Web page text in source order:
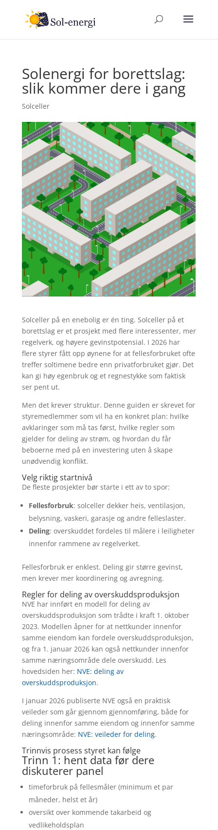
Solenergi for borettslag:
slik kommer dere i gang
Solceller
Solceller på en enebolig er én ting. Solceller på et
borettslag er et prosjekt med flere interessenter, mer
regelverk, og høyere gevinstpotensial. I 2026 har
flere styrer fått opp øynene for at fellesforbruket ofte
treffer soltimene bedre enn privatforbruket gjør. Det
kan gi høy egenbruk og et regnestykke som faktisk
ser pent ut.
Men det krever struktur. Denne guiden er skrevet for
styremedlemmer som vil ha en konkret plan: hvilke
avklaringer som må tas først, hvilke regler som
gjelder for deling av strøm, og hvordan du får
beboerne med på en investering uten å skape
unødvendig konflikt.
Velg riktig startnivå
De fleste prosjekter bør starte i ett av to spor:
Fellesforbruk: solceller dekker heis, ventilasjon,
belysning, vaskeri, garasje og andre felleslaster.
Deling: overskuddet fordeles til målere i leiligheter
innenfor rammene av regelverket.
Fellesforbruk er enklest. Deling gir større gevinst,
men krever mer koordinering og avregning.
Regler for deling av overskuddsproduksjon
NVE har innført en modell for deling av
overskuddsproduksjon som trådte i kraft 1. oktober
2023. Modellen åpner for at nettkunder innenfor
samme eiendom kan fordele overskuddsproduksjon,
og fra 1. januar 2026 kan også nettkunder innenfor
samme næringsområde dele overskudd. Les
hovedsiden her: NVE: deling av
overskuddsproduksjon.
I januar 2026 publiserte NVE også en praktisk
veileder som går gjennom gjennomføring, både for
deling innenfor samme eiendom og innenfor samme
næringsområde: NVE: veileder for deling.
Trinnvis prosess styret kan følge
Trinn 1: hent data før dere
diskuterer panel
timeforbruk på fellesmåler (minimum et par
måneder, helst et år)
oversikt over kommende takarbeid og
vedlikeholdsplan